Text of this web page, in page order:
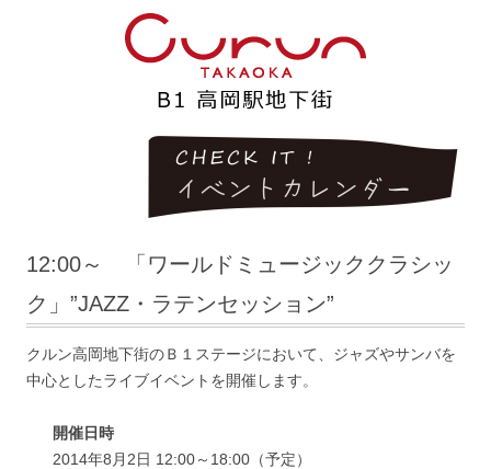
12:00～ 「ワールドミュージッククラシッ
ク」”JAZZ・ラテンセッション”
クルン高岡地下街のＢ１ステージにおいて、ジャズやサンバを
中心としたライブイベントを開催します。
開催日時
2014年8月2日 12:00～18:00（予定）